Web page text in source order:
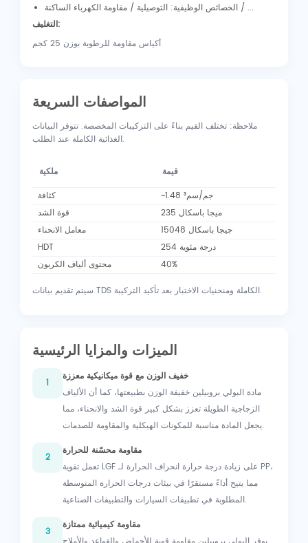
الخصائص الوظيفية: التوصيلية / مقاومة الكهرباء الساكنة / ...
التغليف:
أكياس مقاومة للرطوبة بوزن 25 كجم
المواصفات السريعة
ملاحظة: تختلف القيم بناءً على التركيبات المخصصة. تتوفر البيانات
الغذائية الكاملة عند الطلب.
ملكية
قيمة
كثافة
~1.48 جم/سم³
قوة الشد
235 ميجا باسكال
معامل الانحناء
15048 جيجا باسكال
HDT
254 درجة مئوية
محتوى ألياف الكربون
40%
سيتم تقديم بيانات TDS الكاملة ومنحنيات الاختبار بعد تأكيد التركيبة.
الميزات والمزايا الرئيسية
1
خفيف الوزن مع قوة ميكانيكية معززة
مادة البولي بروبيلين خفيفة الوزن بطبيعتها، كما أن الألياف
الزجاجية الطويلة تعزز بشكل كبير قوة الشد والانحناء، مما
يجعل المادة مناسبة للمكونات الهيكلية والمقاومة للصدمات.
2
مقاومة محسّنة للحرارة
تعمل تقوية LGF على زيادة درجة حرارة انحراف الحرارة لـ PP،
مما يتيح أداءً مستقرًا في بيئات درجات الحرارة المتوسطة
المطلوبة في تطبيقات السيارات والتطبيقات الصناعية.
3
مقاومة كيميائية ممتازة